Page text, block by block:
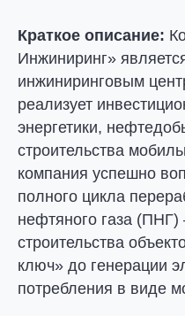
Краткое описание:
Инжиниринг»
инжиниринговым
реализует
энергетики,
строительства
компания успешно
полного цикла
нефтяного газа
строительства
ключ» до генерации
потребления в виде